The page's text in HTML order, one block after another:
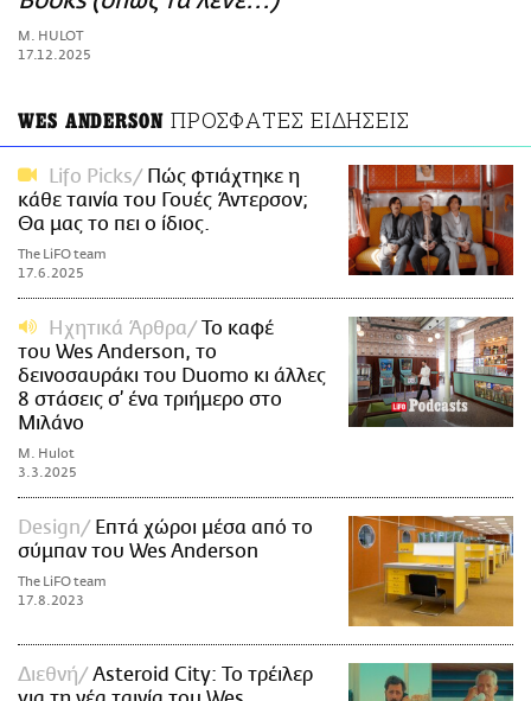
ΑΜΠΑ
PRINT
M. HULOT
17.12.2025
WES ANDERSON ΠΡΟΣΦΑΤΕΣ ΕΙΔΗΣΕΙΣ
Lifo Picks
Πώς φτιάχτηκε η
κάθε ταινία του Γουές Άντερσον;
Θα μας το πει ο ίδιος.
The LiFO team
17.6.2025
Ηχητικά Άρθρα
Το καφέ
του Wes Anderson, τo
δεινοσαυράκι του Duomo κι άλλες
8 στάσεις σ’ ένα τριήμερο στο
Μιλάνο
M. Hulot
3.3.2025
Design
Επτά χώροι μέσα από το
σύμπαν του Wes Anderson
The LiFO team
17.8.2023
Διεθνή
Asteroid City: Το τρέιλερ